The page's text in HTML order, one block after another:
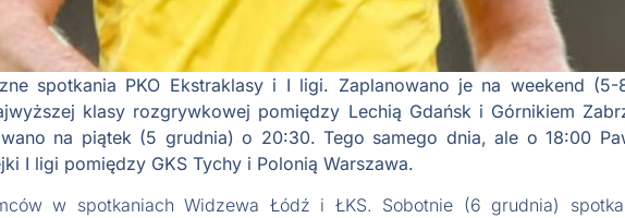
spotkania PKO Ekstraklasy i I ligi. Zaplanowano je na weekend (5-
klasy rozgrywkowej pomiędzy Lechią Gdańsk i Górnikiem
na piątek (5 grudnia) o 20:30. Tego samego dnia, ale o 18:00
I ligi pomiędzy GKS Tychy i Polonią Warszawa.
w spotkaniach Widzewa Łódź i ŁKS. Sobotnie (6 grudnia)